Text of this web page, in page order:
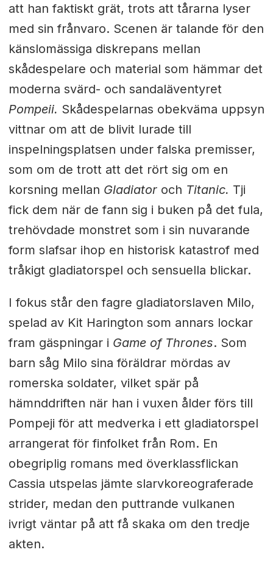
att han faktiskt grät, trots att tårarna lyser
med sin frånvaro. Scenen är talande för den
känslomässiga diskrepans mellan
skådespelare och material som hämmar det
moderna svärd- och sandaläventyret
Pompeii. Skådespelarnas obekväma uppsyn
vittnar om att de blivit lurade till
inspelningsplatsen under falska premisser,
som om de trott att det rört sig om en
korsning mellan Gladiator och Titanic. Tji
fick dem när de fann sig i buken på det fula,
trehövdade monstret som i sin nuvarande
form slafsar ihop en historisk katastrof med
tråkigt gladiatorspel och sensuella blickar.
I fokus står den fagre gladiatorslaven Milo,
spelad av Kit Harington som annars lockar
fram gäspningar i Game of Thrones. Som
barn såg Milo sina föräldrar mördas av
romerska soldater, vilket spär på
hämnddriften när han i vuxen ålder förs till
Pompeji för att medverka i ett gladiatorspel
arrangerat för finfolket från Rom. En
obegriplig romans med överklassflickan
Cassia utspelas jämte slarvkoreograferade
strider, medan den puttrande vulkanen
ivrigt väntar på att få skaka om den tredje
akten.